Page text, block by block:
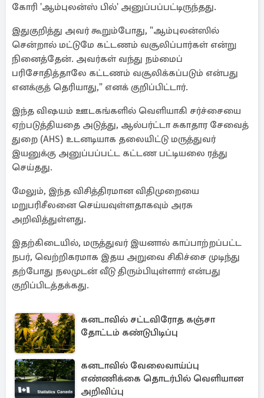
கோரி 'ஆம்புலன்ஸ் பில்' அனுப்பப்பட்டிருந்தது.
இதுகுறித்து அவர் கூறும்போது, "ஆம்புலன்ஸில்
சென்றால் மட்டுமே கட்டணம் வசூலிப்பார்கள் என்று
நினைத்தேன். அவர்கள் வந்து நம்மைப்
பரிசோதித்தாலே கட்டணம் வசூலிக்கப்படும் என்பது
எனக்குத் தெரியாது," எனக் குறிப்பிட்டார்.
இந்த விஷயம் ஊடகங்களில் வெளியாகி சர்ச்சையை
ஏற்படுத்தியதை அடுத்து, ஆல்பர்ட்டா சுகாதார சேவைத்
துறை (AHS) உடனடியாக தலையிட்டு மருத்துவர்
இயனுக்கு அனுப்பப்பட்ட கட்டண பட்டியலை ரத்து
செய்தது.
மேலும், இந்த விசித்திரமான விதிமுறையை
மறுபரிசீலனை செய்யவுள்ளதாகவும் அரசு
அறிவித்துள்ளது.
இதற்கிடையில், மருத்துவர் இயனால் காப்பாற்றப்பட்ட
நபர், வெற்றிகரமாக இதய அறுவை சிகிச்சை முடிந்து
தற்போது நலமுடன் வீடு திரும்பியுள்ளார் என்பது
குறிப்பிடத்தக்கது.
கனடாவில் சட்டவிரோத கஞ்சா
தோட்டம் கண்டுபிடிப்பு
கனடாவில் வேலைவாய்ப்பு
எண்ணிக்கை தொடர்பில் வெளியான
அறிவிப்பு